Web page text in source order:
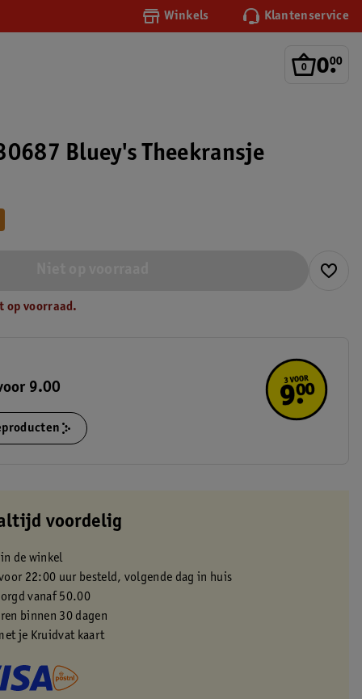
Winkels Klantenservice
0.
00
Bluey's Theekransje
op voorraad.
9.00
voordelig
de winkel
22:00 uur besteld, volgende dag in huis
vanaf 50.00
binnen 30 dagen
je Kruidvat kaart